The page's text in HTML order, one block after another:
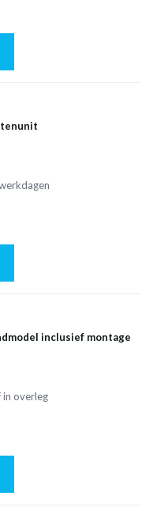
inclusief montage
in overleg